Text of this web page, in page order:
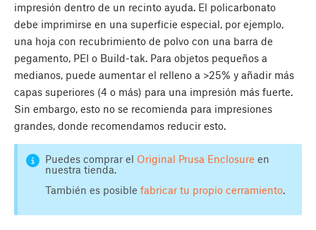
impresión dentro de un recinto ayuda. El policarbonato
debe imprimirse en una superficie especial, por ejemplo,
una hoja con recubrimiento de polvo con una barra de
pegamento, PEI o Build-tak. Para objetos pequeños a
medianos, puede aumentar el relleno a >25% y añadir más
capas superiores (4 o más) para una impresión más fuerte.
Sin embargo, esto no se recomienda para impresiones
grandes, donde recomendamos reducir esto.
Puedes comprar el Original Prusa Enclosure en
nuestra tienda.
También es posible fabricar tu propio cerramiento.